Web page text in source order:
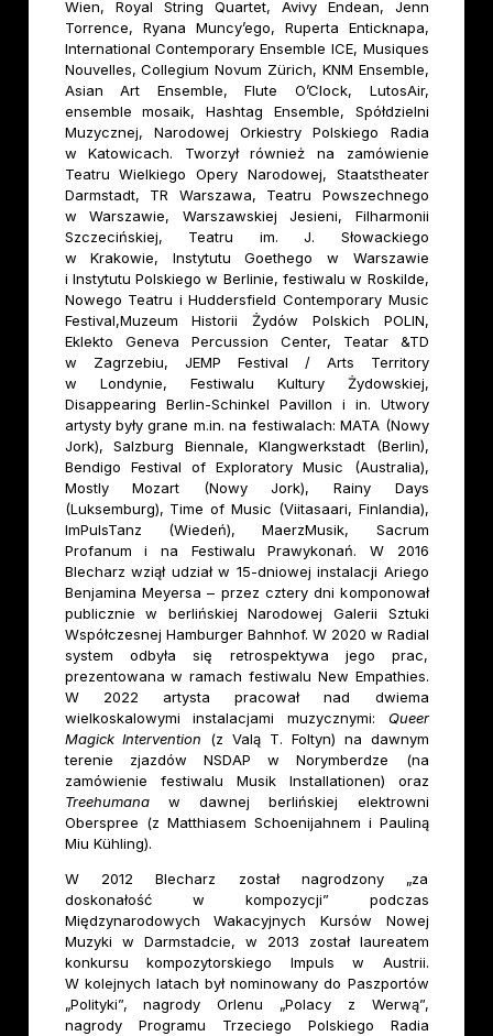
Wien, Royal String Quartet, Avivy Endean, Jenn
Torrence, Ryana Muncy’ego, Ruperta Enticknapa,
International Contemporary Ensemble ICE, Musiques
Nouvelles, Collegium Novum Zürich, KNM Ensemble,
Asian Art Ensemble, Flute O’Clock, LutosAir,
ensemble mosaik, Hashtag Ensemble, Spółdzielni
Muzycznej, Narodowej Orkiestry Polskiego Radia
w Katowicach. Tworzył również na zamówienie
Teatru Wielkiego Opery Narodowej, Staatstheater
Darmstadt, TR Warszawa, Teatru Powszechnego
w Warszawie, Warszawskiej Jesieni, Filharmonii
Szczecińskiej, Teatru im. J. Słowackiego
w Krakowie, Instytutu Goethego w Warszawie
i Instytutu Polskiego w Berlinie, festiwalu w Roskilde,
Nowego Teatru i Huddersfield Contemporary Music
Festival,Muzeum Historii Żydów Polskich POLIN,
Eklekto Geneva Percussion Center, Teatar &TD
w Zagrzebiu, JEMP Festival / Arts Territory
w Londynie, Festiwalu Kultury Żydowskiej,
Disappearing Berlin-Schinkel Pavillon i in. Utwory
artysty były grane m.in. na festiwalach: MATA (Nowy
Jork), Salzburg Biennale, Klangwerkstadt (Berlin),
Bendigo Festival of Exploratory Music (Australia),
Mostly Mozart (Nowy Jork), Rainy Days
(Luksemburg), Time of Music (Viitasaari, Finlandia),
ImPulsTanz (Wiedeń), MaerzMusik, Sacrum
Profanum i na Festiwalu Prawykonań. W 2016
Blecharz wziął udział w 15-dniowej instalacji Ariego
Benjamina Meyersa – przez cztery dni komponował
publicznie w berlińskiej Narodowej Galerii Sztuki
Współczesnej Hamburger Bahnhof. W 2020 w Radial
system odbyła się retrospektywa jego prac,
prezentowana w ramach festiwalu New Empathies.
W 2022 artysta pracował nad dwiema
wielkoskalowymi instalacjami muzycznymi: Queer
Magick Intervention (z Valą T. Foltyn) na dawnym
terenie zjazdów NSDAP w Norymberdze (na
zamówienie festiwalu Musik Installationen) oraz
Treehumana w dawnej berlińskiej elektrowni
Oberspree (z Matthiasem Schoenijahnem i Pauliną
Miu Kühling).
W 2012 Blecharz został nagrodzony „za
doskonałość w kompozycji” podczas
Międzynarodowych Wakacyjnych Kursów Nowej
Muzyki w Darmstadcie, w 2013 został laureatem
konkursu kompozytorskiego Impuls w Austrii.
W kolejnych latach był nominowany do Paszportów
„Polityki”, nagrody Orlenu „Polacy z Werwą”,
nagrody Programu Trzeciego Polskiego Radia